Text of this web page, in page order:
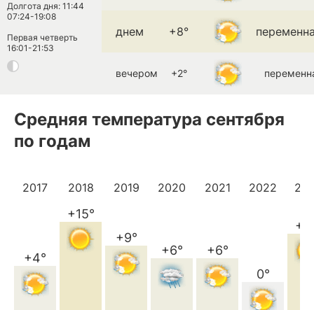
Долгота дня: 11:44
07:24-19:08
Первая четверть
16:01-21:53
днем +8°
вечером +2°
Средняя температура сентября
по годам
2017
+4°
2018
+15°
2019
+9°
2020
+6°
2021
+6°
2022
0°